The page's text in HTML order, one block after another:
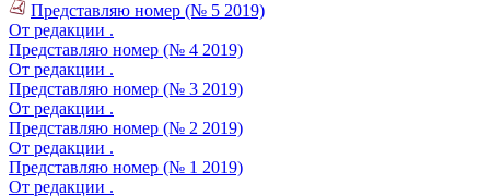
Представляю номер (№ 5 2019)
От редакции .
Представляю номер (№ 4 2019)
От редакции .
Представляю номер (№ 3 2019)
От редакции .
Представляю номер (№ 2 2019)
От редакции .
Представляю номер (№ 1 2019)
От редакции .